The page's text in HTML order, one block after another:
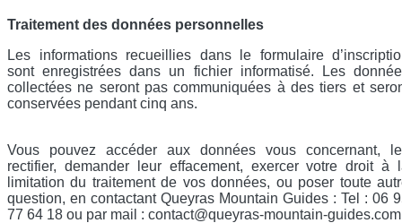
Traitement des données personnelles
Les informations recueillies dans le formulaire
sont enregistrées dans un fichier informatisé. Les
collectées ne seront pas communiquées à des tiers et
conservées pendant cinq ans.
Vous pouvez accéder aux données vous concernant,
rectifier, demander leur effacement, exercer votre droit à
limitation du traitement de vos données, ou poser toute
question, en contactant Queyras Mountain Guides : Tel : 06
77 64 18 ou par mail : contact@queyras-mountain-guides.com